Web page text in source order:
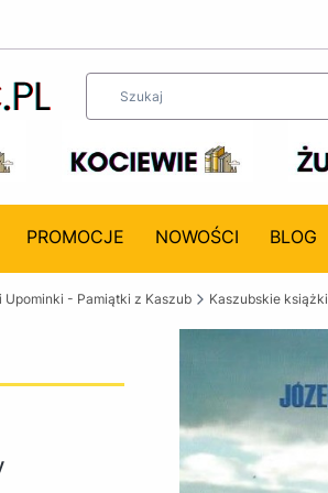
PROMOCJE NOWOŚCI BLOG
Upominki - Pamiątki z Kaszub Kaszubskie książki